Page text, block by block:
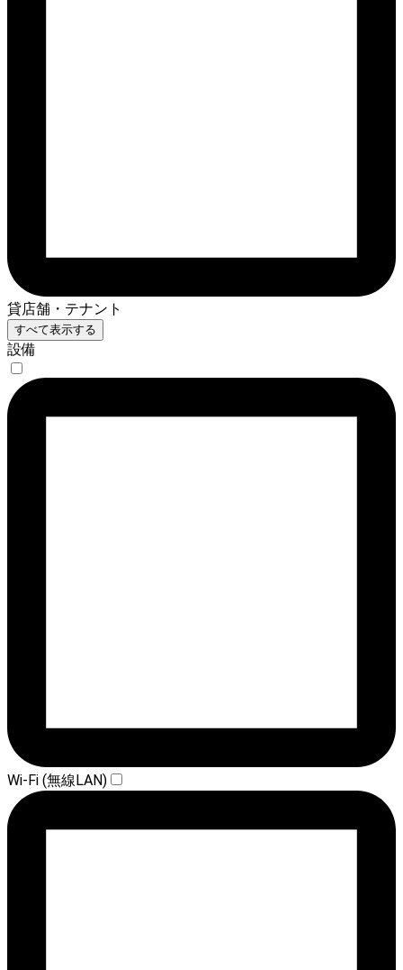
貸店舗・テナント
すべて表示する
設備
Wi-Fi (無線LAN)